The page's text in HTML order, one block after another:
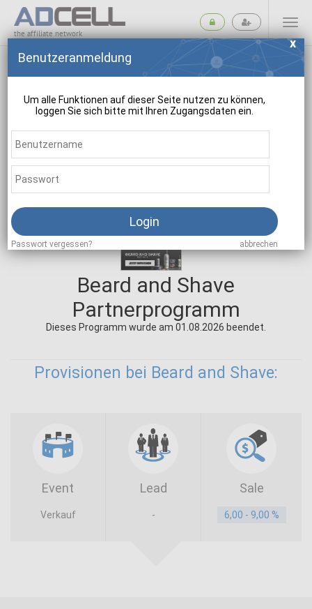
the affiliate network
Beard and Shave
Partnerprogramm
Dieses Programm wurde am 01.08.2026 beendet.
Provisionen bei Beard and Shave:
Event Lead Sale
Verkauf - 6,00 - 9,00 %
Benutzeranmeldung
Um alle Funktionen auf dieser Seite nutzen zu können,
loggen Sie sich bitte mit Ihren Zugangsdaten ein.
Login
Passwort vergessen? abbrechen